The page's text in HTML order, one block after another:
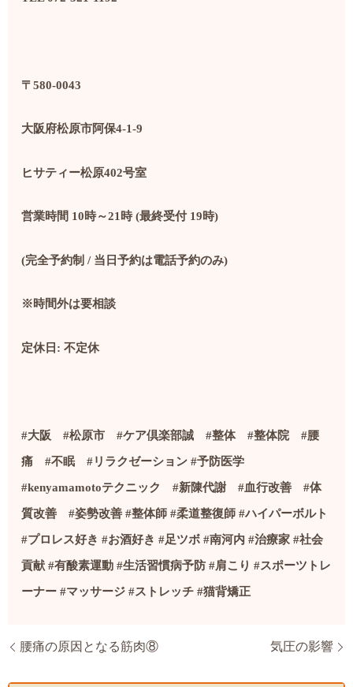
〒580-0043
大阪府松原市阿保4-1-9
ヒサティー松原402号室
営業時間 10時～21時 (最終受付19時)
(完全予約制 / 当日予約は電話予約のみ)
※時間外は要相談
定休日 :不定休
#大阪#松原市#ケア倶楽部誠#整体#整体院#腰
痛#不眠#リラクゼーション #予防医学
#kenyamamotoテクニック#新陳代謝#血行改善#体
質改善#姿勢改善 #整体師 #柔道整復師 #ハイパーボルト
#プロレス好き #お酒好き #足ツボ #南河内 #治療家 #社会
貢献 #有酸素運動 #生活習慣病予防 #肩こり #スポーツトレ
ーナー #マッサージ #ストレッチ #猫背矯正
腰痛の原因となる筋肉⑧ 気圧の影響